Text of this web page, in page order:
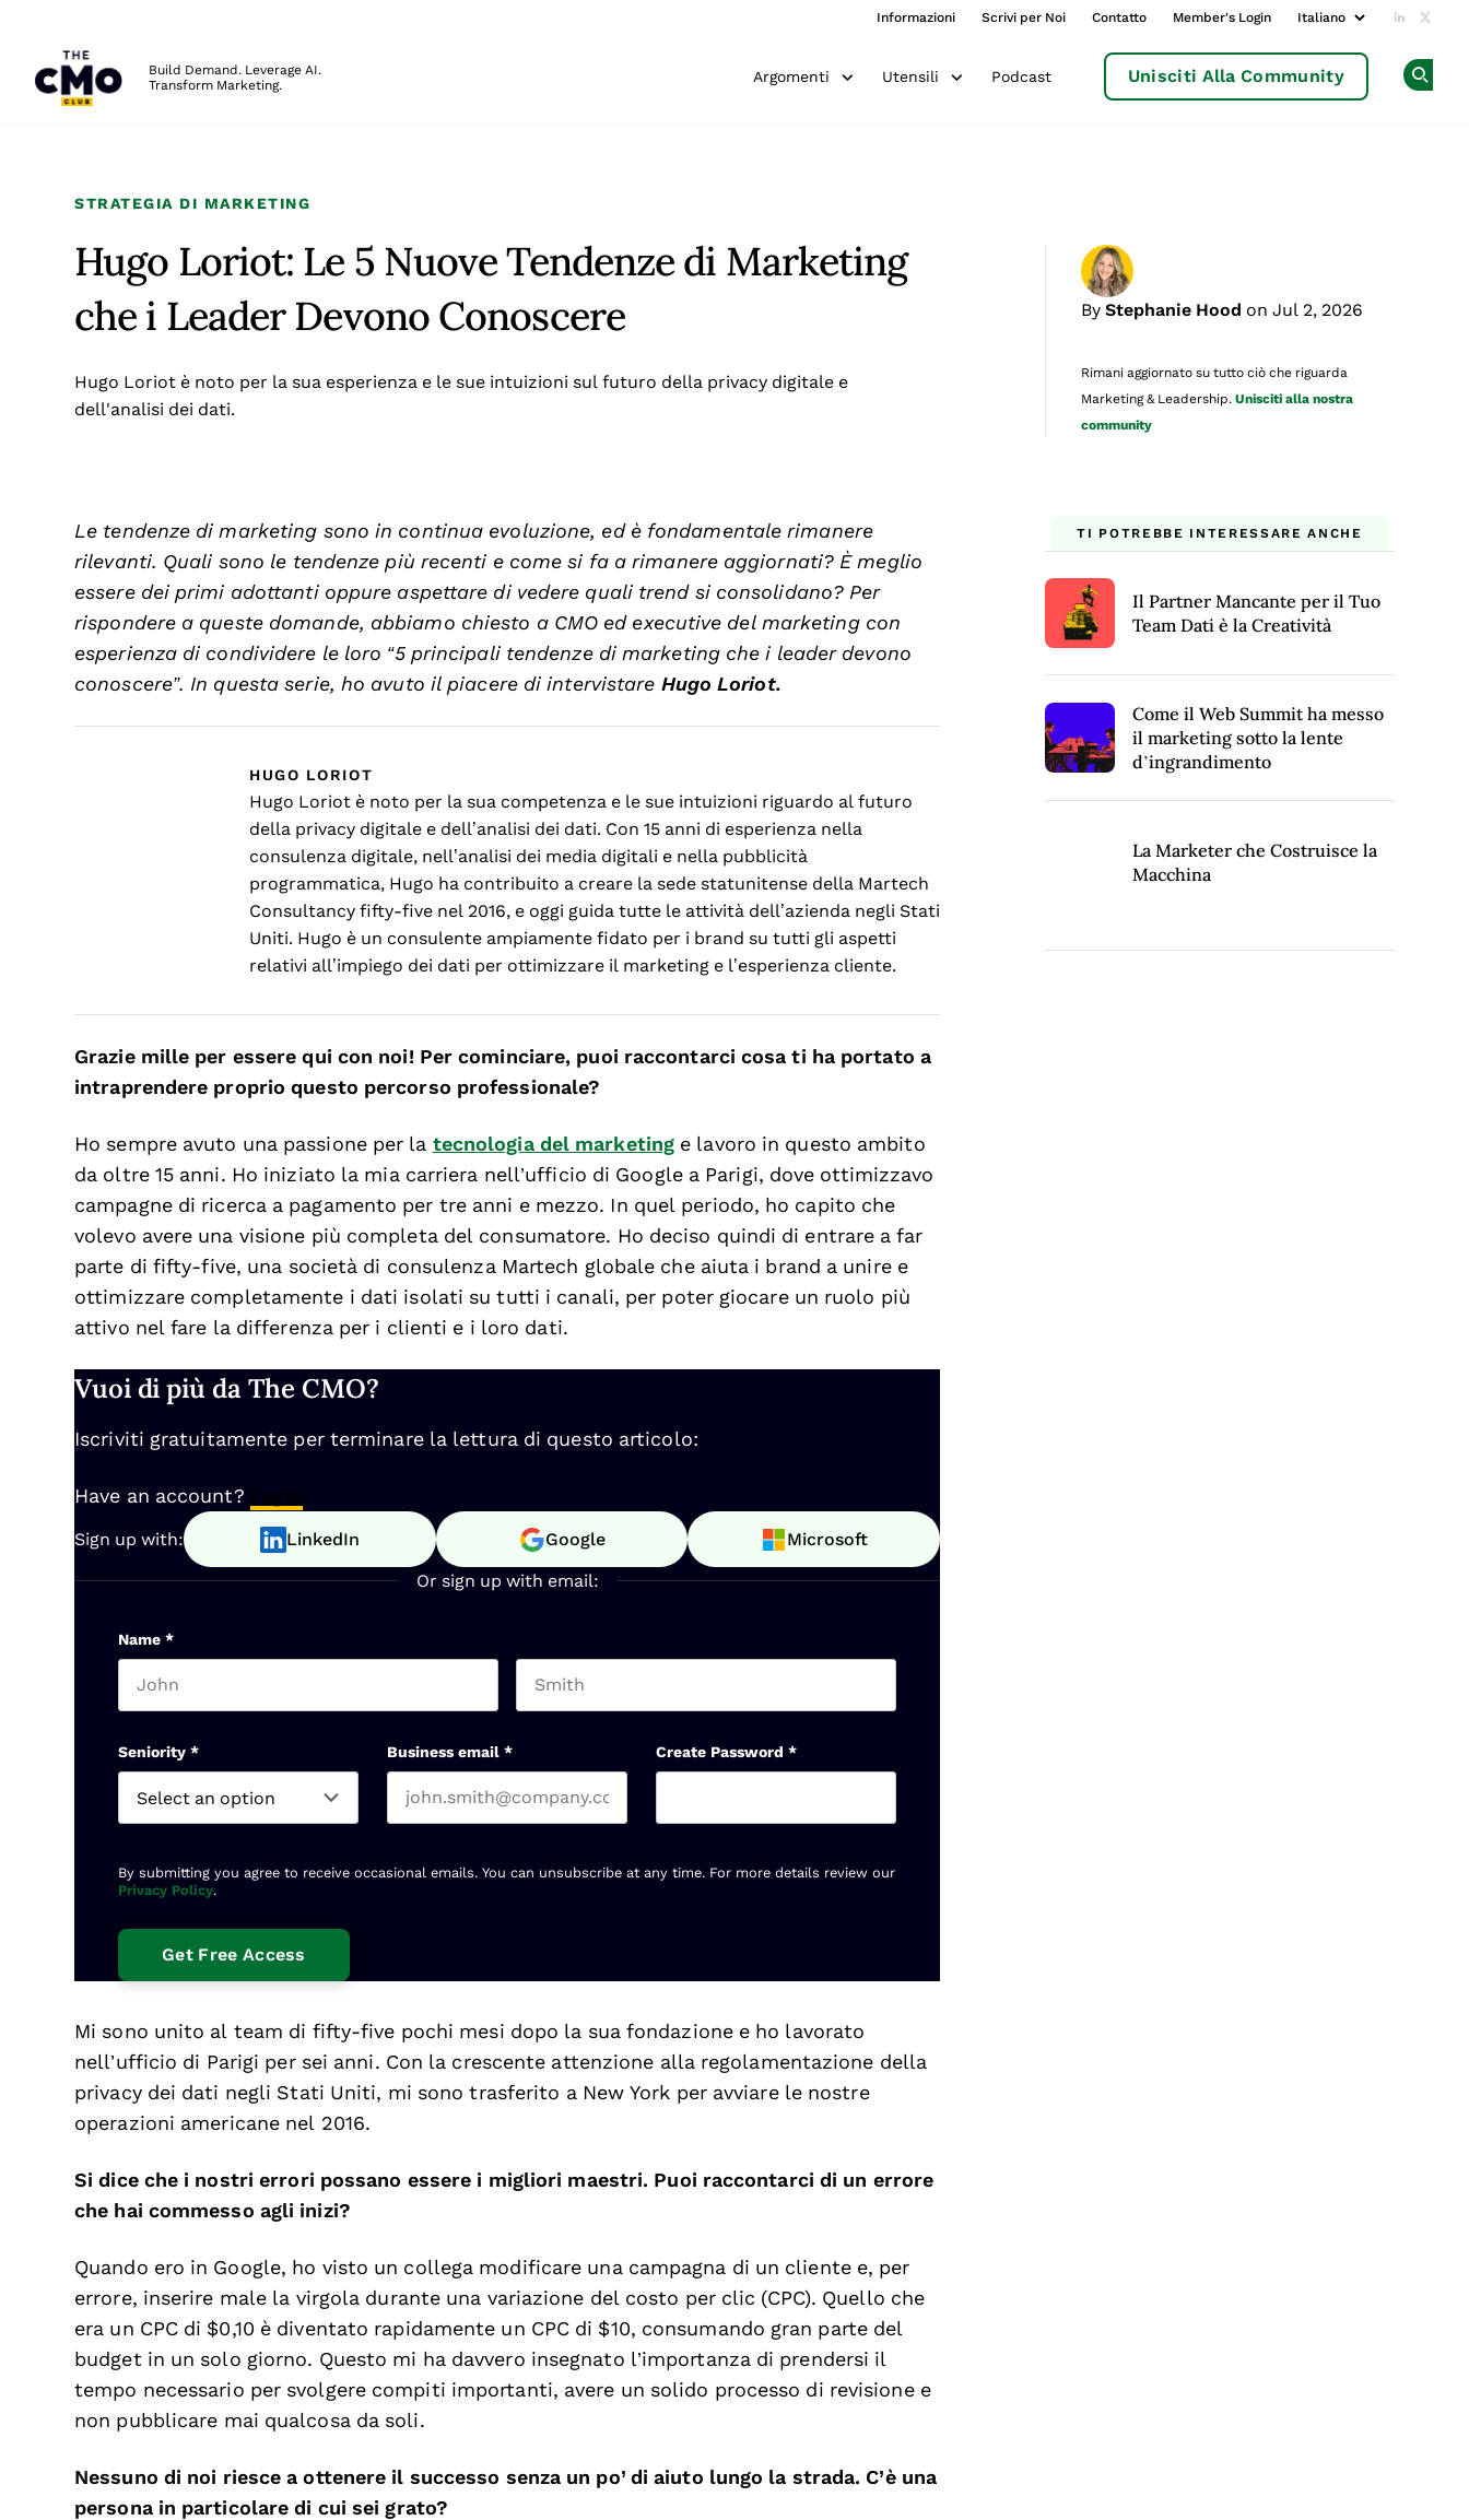
Informazioni Scrivi per Noi Contatto Member's Login Add us
Build Demand. Leverage AI.
Transform Marketing.
Argomenti Utensili Podcast Unisciti Alla Community
STRATEGIA DI MARKETING
Hugo Loriot: Le 5 Nuove Tendenze di Marketing
che i Leader Devono Conoscere
By Stephanie Hood on Jul 2, 2026
Rimani aggiornato su tutto ciò che riguarda
Marketing & Leadership. Unisciti alla nostra
community
Hugo Loriot è noto per la sua esperienza e le sue intuizioni sul futuro della privacy digitale e
dell'analisi dei dati.
Le tendenze di marketing sono in continua evoluzione, ed è fondamentale rimanere
rilevanti. Quali sono le tendenze più recenti e come si fa a rimanere aggiornati? È meglio
essere dei primi adottanti oppure aspettare di vedere quali trend si consolidano? Per
rispondere a queste domande, abbiamo chiesto a CMO ed executive del marketing con
esperienza di condividere le loro “5 principali tendenze di marketing che i leader devono
conoscere”. In questa serie, ho avuto il piacere di intervistare Hugo Loriot.
HUGO LORIOT
Hugo Loriot è noto per la sua competenza e le sue intuizioni riguardo al futuro
della privacy digitale e dell’analisi dei dati. Con 15 anni di esperienza nella
consulenza digitale, nell’analisi dei media digitali e nella pubblicità
programmatica, Hugo ha contribuito a creare la sede statunitense della Martech
Consultancy fifty-five nel 2016, e oggi guida tutte le attività dell’azienda negli Stati
Uniti. Hugo è un consulente ampiamente fidato per i brand su tutti gli aspetti
relativi all’impiego dei dati per ottimizzare il marketing e l’esperienza cliente.
Grazie mille per essere qui con noi! Per cominciare, puoi raccontarci cosa ti ha portato a
intraprendere proprio questo percorso professionale?
Ho sempre avuto una passione per la tecnologia del marketing e lavoro in questo ambito
da oltre 15 anni. Ho iniziato la mia carriera nell’ufficio di Google a Parigi, dove ottimizzavo
campagne di ricerca a pagamento per tre anni e mezzo. In quel periodo, ho capito che
volevo avere una visione più completa del consumatore. Ho deciso quindi di entrare a far
parte di fifty-five, una società di consulenza Martech globale che aiuta i brand a unire e
ottimizzare completamente i dati isolati su tutti i canali, per poter giocare un ruolo più
attivo nel fare la differenza per i clienti e i loro dati.
Vuoi di più da The CMO?
Iscriviti gratuitamente per terminare la lettura di questo articolo:
Have an account? Log In
Sign up with: LinkedIn Google Microsoft
Or sign up with email:
Name *
Seniority * Business email * Create Password *
By submitting you agree to receive occasional emails. You can unsubscribe at any time. For more details review our
Privacy Policy.
Mi sono unito al team di fifty-five pochi mesi dopo la sua fondazione e ho lavorato
nell’ufficio di Parigi per sei anni. Con la crescente attenzione alla regolamentazione della
privacy dei dati negli Stati Uniti, mi sono trasferito a New York per avviare le nostre
operazioni americane nel 2016.
Si dice che i nostri errori possano essere i migliori maestri. Puoi raccontarci di un errore
che hai commesso agli inizi?
Quando ero in Google, ho visto un collega modificare una campagna di un cliente e, per
errore, inserire male la virgola durante una variazione del costo per clic (CPC). Quello che
era un CPC di $0,10 è diventato rapidamente un CPC di $10, consumando gran parte del
budget in un solo giorno. Questo mi ha davvero insegnato l’importanza di prendersi il
tempo necessario per svolgere compiti importanti, avere un solido processo di revisione e
non pubblicare mai qualcosa da soli.
Nessuno di noi riesce a ottenere il successo senza un po’ di aiuto lungo la strada. C’è una
persona in particolare di cui sei grato?
TI POTREBBE INTERESSARE ANCHE
Il Partner Mancante per il Tuo
Team Dati è la Creatività
Come il Web Summit ha messo
il marketing sotto la lente
d’ingrandimento
La Marketer che Costruisce la
Macchina